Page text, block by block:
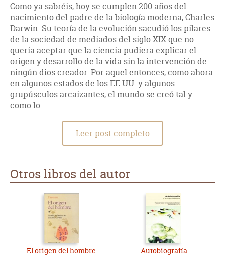
Como ya sabréis, hoy se cumplen 200 años del
nacimiento del padre de la biología moderna, Charles
Darwin. Su teoría de la evolución sacudió los pilares
de la sociedad de mediados del siglo XIX que no
quería aceptar que la ciencia pudiera explicar el
origen y desarrollo de la vida sin la intervención de
ningún dios creador. Por aquel entonces, como ahora
en algunos estados de los EE.UU. y algunos
grupúsculos arcaizantes, el mundo se creó tal y
como lo…
Leer post completo
Otros libros del autor
El origen del hombre Autobiografía